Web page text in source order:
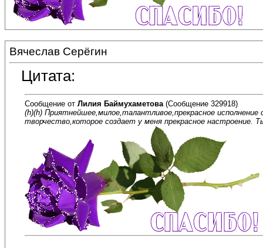
Вячеслав Серёгин
Цитата:
Сообщение от Лилия Баймухаметова (Сообщение 329918)
(h)(h) Приятнейшее,милое,талантливое,прекрасное
творчество,которое создает у меня прекрасное настроение.